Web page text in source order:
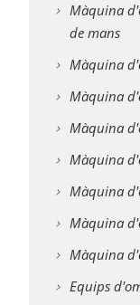
Màquina
de mans
Màquina
Màquina
Màquina
Màquina
Màquina
Màquina
Màquina
Equips